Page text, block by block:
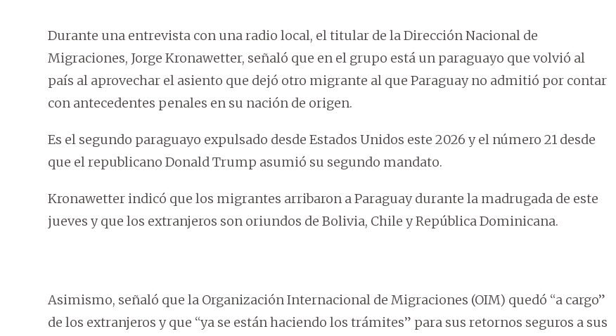
Durante una entrevista con una radio local, el titular de la Dirección Nacional de
Migraciones, Jorge Kronawetter, señaló que en el grupo está un paraguayo que volvió al
país al aprovechar el asiento que dejó otro migrante al que Paraguay no admitió por contar
con antecedentes penales en su nación de origen.
Es el segundo paraguayo expulsado desde Estados Unidos este 2026 y el número 21 desde
que el republicano Donald Trump asumió su segundo mandato.
Kronawetter indicó que los migrantes arribaron a Paraguay durante la madrugada de este
jueves y que los extranjeros son oriundos de Bolivia, Chile y República Dominicana.
Asimismo, señaló que la Organización Internacional de Migraciones (OIM) quedó “a cargo”
de los extranjeros y que “ya se están haciendo los trámites” para sus retornos seguros a sus